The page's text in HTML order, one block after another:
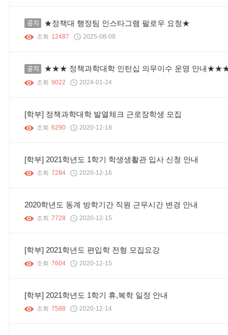
공지 ★정책대 행정팀 인스타그램 팔로우 요청★
조회 12487 2025-08-08
공지 ★★★ 정책과학대학 인턴십 의무이수 운영 안내
조회 9022 2024-01-24
[학부] 정책과학대학 발열체크 근로장학생 모집
조회 6290 2020-12-18
[학부] 2021학년도 1학기 학생생활관 입사 신청 안내
조회 7284 2020-12-16
2020학년도 동계 방학기간 직원 근무시간 변경 안내
조회 7728 2020-12-15
[학부] 2021학년도 편입학 전형 모집요강
조회 7604 2020-12-15
[학부] 2021학년도 1학기 휴,복학 일정 안내
조회 7588 2020-12-14